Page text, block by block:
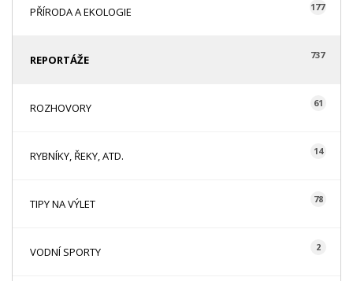
PŘÍRODA A EKOLOGIE 177
REPORTÁŽE 737
ROZHOVORY 61
RYBNÍKY, ŘEKY, ATD. 14
TIPY NA VÝLET 78
VODNÍ SPORTY 2